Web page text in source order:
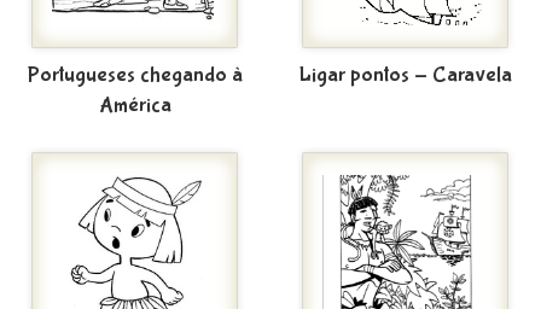
Portugueses chegando à
América
Ligar pontos - Caravela